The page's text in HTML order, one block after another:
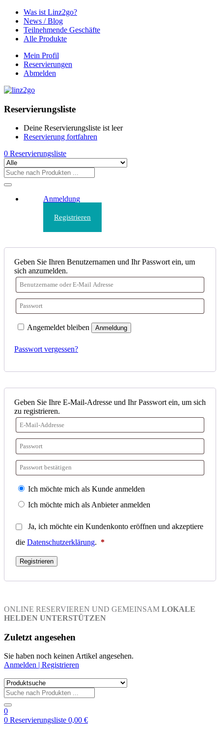
Was ist Linz2go?
News / Blog
Teilnehmende Geschäfte
Alle Produkte
Mein Profil
Reservierungen
Abmelden
Reservierungsliste
Deine Reservierungsliste ist leer
Reservierung fortfahren
0 Reservierungsliste
Anmeldung
Registrieren
Geben Sie Ihren Benutzernamen und Ihr Passwort ein, um
sich anzumelden.
Angemeldet bleiben Anmeldung
Passwort vergessen?
Geben Sie Ihre E-Mail-Adresse und Ihr Passwort ein, um sich
zu registrieren.
Ich möchte mich als Kunde anmelden
Ich möchte mich als Anbieter anmelden
Ja, ich möchte ein Kundenkonto eröffnen und akzeptiere
die Datenschutzerklärung. *Erforderlich
Registrieren
ONLINE RESERVIEREN UND GEMEINSAM LOKALE
HELDEN UNTERSTÜTZEN
Zuletzt angesehen
Sie haben noch keinen Artikel angesehen.
Anmelden | Registrieren
0
0 Reservierungsliste 0,00 €